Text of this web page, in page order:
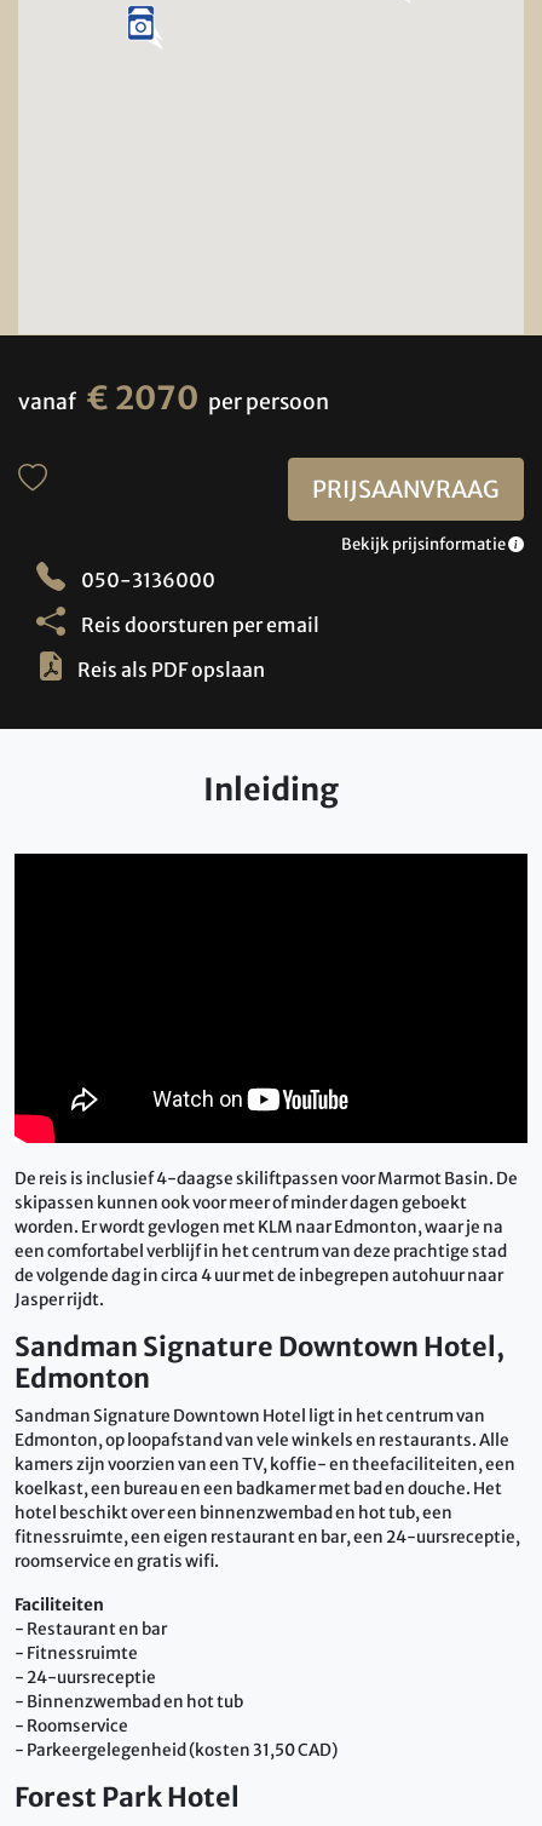
vanaf € 2070 per persoon
PRIJSAANVRAAG
Bekijk prijsinformatie
050-3136000
Reis doorsturen per email
Reis als PDF opslaan
Inleiding
De reis is inclusief 4-daagse skiliftpassen voor Marmot Basin. De
skipassen kunnen ook voor meer of minder dagen geboekt
worden. Er wordt gevlogen met KLM naar Edmonton, waar je na
een comfortabel verblijf in het centrum van deze prachtige stad
de volgende dag in circa 4 uur met de inbegrepen autohuur naar
Jasper rijdt.
Sandman Signature Downtown Hotel,
Edmonton
Sandman Signature Downtown Hotel ligt in het centrum van
Edmonton, op loopafstand van vele winkels en restaurants. Alle
kamers zijn voorzien van een TV, koffie- en theefaciliteiten, een
koelkast, een bureau en een badkamer met bad en douche. Het
hotel beschikt over een binnenzwembad en hot tub, een
fitnessruimte, een eigen restaurant en bar, een 24-uursreceptie,
roomservice en gratis wifi.
Faciliteiten
- Restaurant en bar
- Fitnessruimte
- 24-uursreceptie
- Binnenzwembad en hot tub
- Roomservice
- Parkeergelegenheid (kosten 31,50 CAD)
Forest Park Hotel